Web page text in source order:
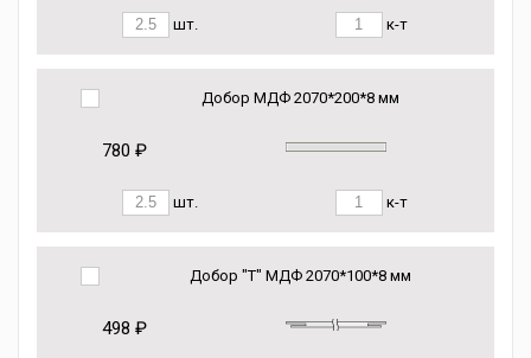
шт. к-т
Добор МДФ 2070*200*8 мм
780 ₽
шт. к-т
Добор "Т" МДФ 2070*100*8 мм
498 ₽